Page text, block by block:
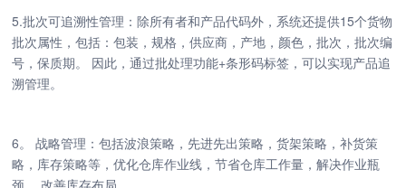
5.批次可追溯性管理：除所有者和产品代码外，系统还提供15个货物
批次属性，包括：包装，规格，供应商，产地，颜色，批次，批次编
号，保质期。 因此，通过批处理功能+条形码标签，可以实现产品追
溯管理。
6。 战略管理：包括波浪策略，先进先出策略，货架策略，补货策
略，库存策略等，优化仓库作业线，节省仓库工作量，解决作业瓶